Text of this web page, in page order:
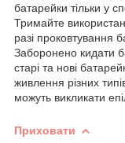
батарейки тільки у
Тримайте
разі проковтування
Заборонено кидати
старі та нові
живлення різних
можуть викликати
Приховати